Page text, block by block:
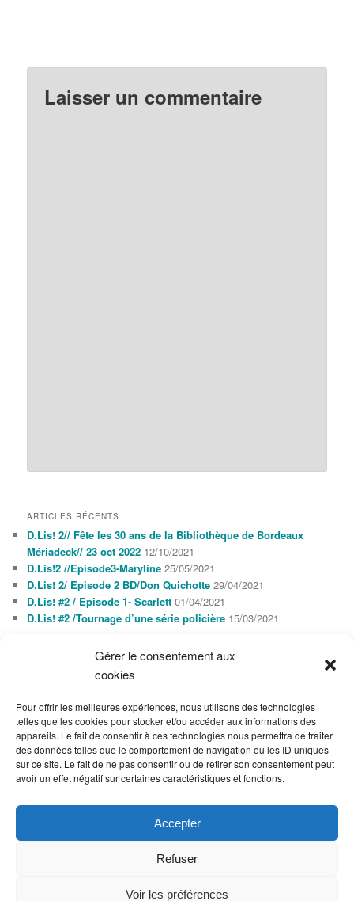
Gérer le consentement aux
cookies
Pour offrir les meilleures expériences, nous utilisons des technologies
telles que les cookies pour stocker et/ou accéder aux informations des
appareils. Le fait de consentir à ces technologies nous permettra de traiter
des données telles que le comportement de navigation ou les ID uniques
sur ce site. Le fait de ne pas consentir ou de retirer son consentement peut
avoir un effet négatif sur certaines caractéristiques et fonctions.
Accepter
Refuser
Voir les préférences
Laisser un commentaire
ARTICLES RÉCENTS
D.Lis! 2// Fête les 30 ans de la Bibliothèque de Bordeaux
Mériadeck// 23 oct 2022 12/10/2021
D.Lis!2 //Episode3-Maryline 25/05/2021
D.Lis! 2/ Episode 2 BD/Don Quichotte 29/04/2021
D.Lis! #2 / Episode 1- Scarlett 01/04/2021
D.Lis! #2 /Tournage d’une série policière 15/03/2021
1
2
3
4 5 6 7 8
9
10
11 12 13 14 15
16
17
18 19 20 21 22
23
24
25 26 27 28 29
30
« Oct